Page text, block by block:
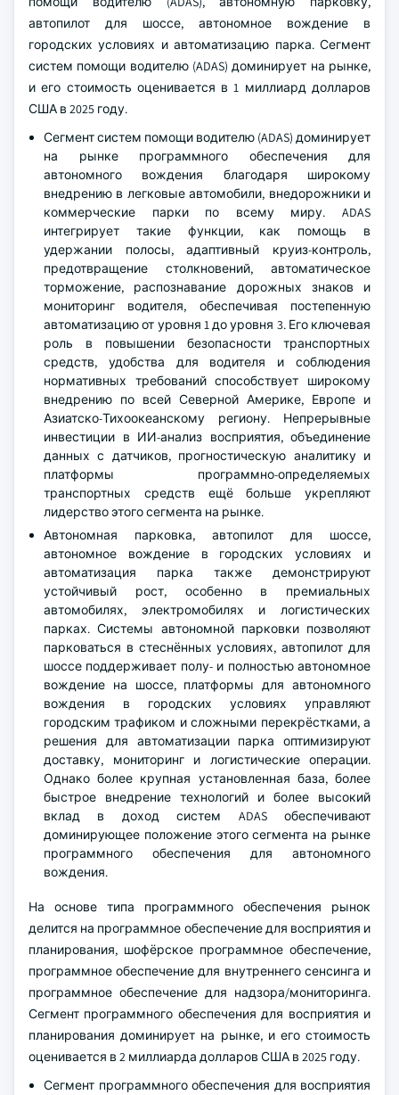
автопилот для шоссе, автономное вождение в
городских условиях и автоматизацию парка. Сегмент
систем помощи водителю (ADAS) доминирует на рынке,
и его стоимость оценивается в 1 миллиард долларов
США в 2025 году.
Сегмент систем помощи водителю (ADAS) доминирует
на рынке программного обеспечения для
автономного вождения благодаря широкому
внедрению в легковые автомобили, внедорожники и
коммерческие парки по всему миру. ADAS
интегрирует такие функции, как помощь в
удержании полосы, адаптивный круиз-контроль,
предотвращение столкновений, автоматическое
торможение, распознавание дорожных знаков и
мониторинг водителя, обеспечивая постепенную
автоматизацию от уровня 1 до уровня 3. Его ключевая
роль в повышении безопасности транспортных
средств, удобства для водителя и соблюдения
нормативных требований способствует широкому
внедрению по всей Северной Америке, Европе и
Азиатско-Тихоокеанскому региону. Непрерывные
инвестиции в ИИ-анализ восприятия, объединение
данных с датчиков, прогностическую аналитику и
платформы программно-определяемых
транспортных средств ещё больше укрепляют
лидерство этого сегмента на рынке.
Автономная парковка, автопилот для шоссе,
автономное вождение в городских условиях и
автоматизация парка также демонстрируют
устойчивый рост, особенно в премиальных
автомобилях, электромобилях и логистических
парках. Системы автономной парковки позволяют
парковаться в стеснённых условиях, автопилот для
шоссе поддерживает полу- и полностью автономное
вождение на шоссе, платформы для автономного
вождения в городских условиях управляют
городским трафиком и сложными перекрёстками, а
решения для автоматизации парка оптимизируют
доставку, мониторинг и логистические операции.
Однако более крупная установленная база, более
быстрое внедрение технологий и более высокий
вклад в доход систем ADAS обеспечивают
доминирующее положение этого сегмента на рынке
программного обеспечения для автономного
вождения.
На основе типа программного обеспечения рынок
делится на программное обеспечение для восприятия и
планирования, шофёрское программное обеспечение,
программное обеспечение для внутреннего сенсинга и
программное обеспечение для надзора/мониторинга.
Сегмент программного обеспечения для восприятия и
планирования доминирует на рынке, и его стоимость
оценивается в 2 миллиарда долларов США в 2025 году.
Сегмент программного обеспечения для восприятия